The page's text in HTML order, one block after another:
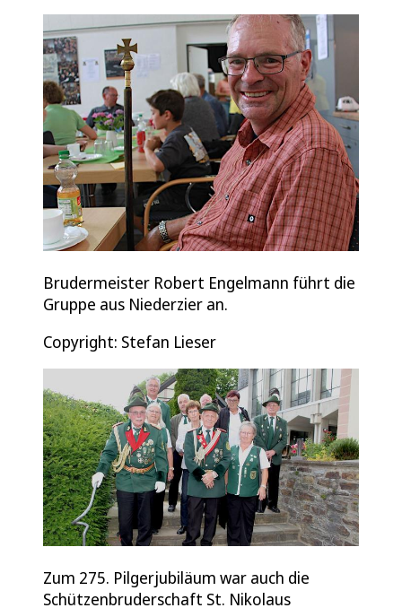
Brudermeister Robert Engelmann führt die
Gruppe aus Niederzier an.
Copyright: Stefan Lieser
Zum 275. Pilgerjubiläum war auch die
Schützenbruderschaft St. Nikolaus